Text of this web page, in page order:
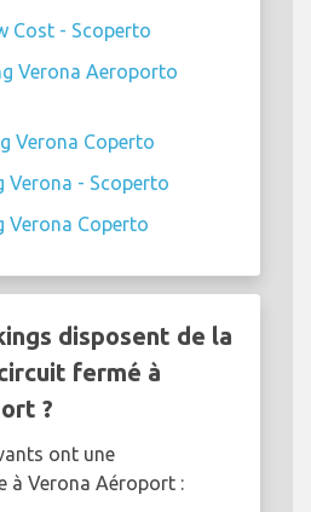
Cost - Scoperto
Verona Aeroporto
Verona Coperto
Verona - Scoperto
Verona Coperto
disposent de la
fermé à
?
ont une
à Verona Aéroport :